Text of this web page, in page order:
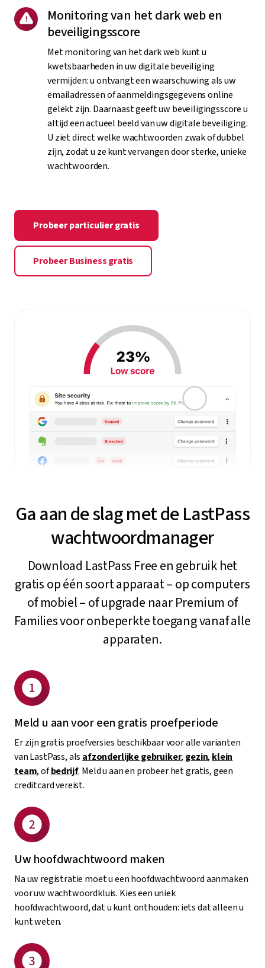
Monitoring van het dark web en
beveiligingsscore
Met monitoring van het dark web kunt u
kwetsbaarheden in uw digitale beveiliging
vermijden: u ontvangt een waarschuwing als uw
emailadressen of aanmeldingsgegevens online
gelekt zijn. Daarnaast geeft uw beveiligingsscore u
altijd een actueel beeld van uw digitale beveiliging.
U ziet direct welke wachtwoorden zwak of dubbel
zijn, zodat u ze kunt vervangen door sterke, unieke
wachtwoorden.
Probeer particulier gratis
Probeer Business gratis
Ga aan de slag met de LastPass
wachtwoordmanager
Download LastPass Free en gebruik het
gratis op één soort apparaat – op computers
of mobiel – of upgrade naar Premium of
Families voor onbeperkte toegang vanaf alle
apparaten.
Meld u aan voor een gratis proefperiode
Er zijn gratis proefversies beschikbaar voor alle varianten
van LastPass, als afzonderlijke gebruiker, gezin, klein
team, ofbedrijf. Meld u aan en probeer het gratis, geen
creditcard vereist.
Uw hoofdwachtwoord maken
Na uw registratie moet u een hoofdwachtwoord aanmaken
voor uw wachtwoordkluis. Kies een uniek
hoofdwachtwoord, dat u kunt onthouden: iets dat alleen u
kunt weten.